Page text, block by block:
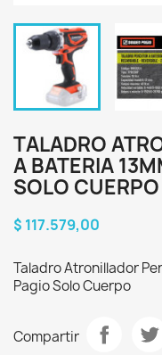
TALADRO
A BATERIA
SOLO CUERPO
$ 117.579,00
Taladro Atronillador
Pagio Solo Cuerpo
Compartir